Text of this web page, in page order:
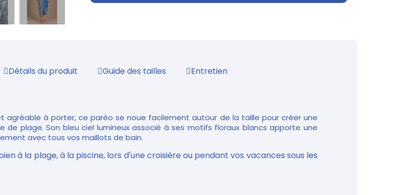
Détails du produit Guide des tailles Entretien
agréable à porter, ce paréo se noue facilement autour de la taille pour créer une
de plage. Son bleu ciel lumineux associé à ses motifs floraux blancs apporte une
avec tous vos maillots de bain.
à la plage, à la piscine, lors d'une croisière ou pendant vos vacances sous les